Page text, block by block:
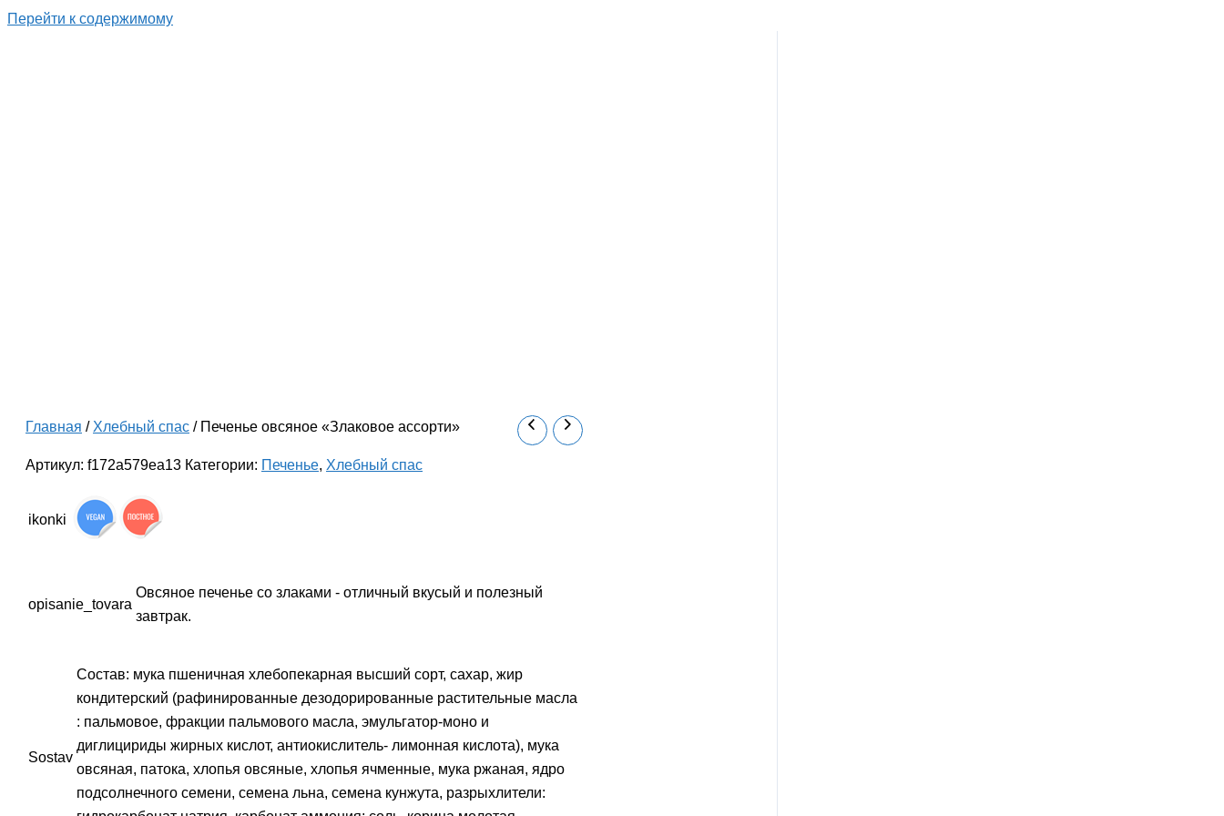
Перейти к содержимому
Главная / Хлебный спас / Печенье овсяное «Злаковое ассорти»
Артикул: f172a579ea13 Категории: Печенье, Хлебный спас
ikonki
opisanie_tovara
Овсяное печенье со злаками - отличный вкусый и полезный
завтрак.
Sostav
Состав: мука пшеничная хлебопекарная высший сорт, сахар, жир
кондитерский (рафинированные дезодорированные растительные масла
: пальмовое, фракции пальмового масла, эмульгатор-моно и
диглицириды жирных кислот, антиокислитель- лимонная кислота), мука
овсяная, патока, хлопья овсяные, хлопья ячменные, мука ржаная, ядро
подсолнечного семени, семена льна, семена кунжута, разрыхлители: